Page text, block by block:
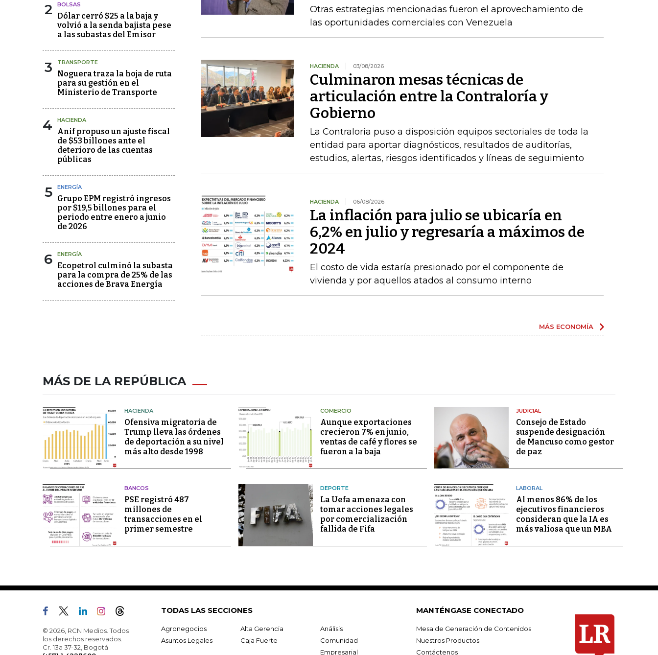
2 BOLSAS
Dólar cerró $25 a la baja y
volvió a la senda bajista pese
a las subastas del Emisor
3 TRANSPORTE
Noguera traza la hoja de ruta
para su gestión en el
Ministerio de Transporte
4 HACIENDA
Anif propuso un ajuste fiscal
de $53 billones ante el
deterioro de las cuentas
públicas
5 ENERGÍA
Grupo EPM registró ingresos
por $19,5 billones para el
periodo entre enero a junio
de 2026
6 ENERGÍA
Ecopetrol culminó la subasta
para la compra de 25% de las
acciones de Brava Energía
Otras estrategias mencionadas fueron el aprovechamiento de
las oportunidades comerciales con Venezuela
HACIENDA 03/08/2026
Culminaron mesas técnicas de
articulación entre la Contraloría y
Gobierno
La Contraloría puso a disposición equipos sectoriales de toda la
entidad para aportar diagnósticos, resultados de auditorías,
estudios, alertas, riesgos identificados y líneas de seguimiento
HACIENDA 06/08/2026
La inflación para julio se ubicaría en
6,2% en julio y regresaría a máximos de
2024
El costo de vida estaría presionado por el componente de
vivienda y por aquellos atados al consumo interno
MÁS ECONOMÍA
MÁS DE LA REPÚBLICA
HACIENDA
Ofensiva migratoria de
Trump lleva las órdenes
de deportación a su nivel
más alto desde 1998
COMERCIO
Aunque exportaciones
crecieron 7% en junio,
ventas de café y flores se
fueron a la baja
JUDICIAL
Consejo de Estado
suspende designación
de Mancuso como gestor
de paz
BANCOS
PSE registró 487
millones de
transacciones en el
primer semestre
DEPORTE
La Uefa amenaza con
tomar acciones legales
por comercialización
fallida de Fifa
LABORAL
Al menos 86% de los
ejecutivos financieros
consideran que la IA es
más valiosa que un MBA
© 2026, RCN Medios. Todos
los derechos reservados.
Cr. 13a 37-32, Bogotá
TODAS LAS SECCIONES
Agronegocios Alta Gerencia
Análisis
Asuntos Legales
Caja Fuerte
Comunidad
Empresarial
MANTÉNGASE CONECTADO
Mesa de Generación de Contenidos
Nuestros Productos
Contáctenos